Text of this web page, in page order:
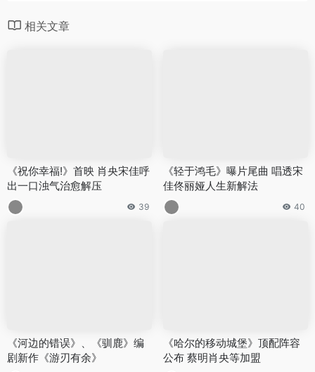
相关文章
《祝你幸福!》首映 肖央宋佳呼
出一口浊气治愈解压
39
《轻于鸿毛》曝片尾曲 唱透宋
佳佟丽娅人生新解法
40
《河边的错误》、《驯鹿》编
剧新作《游刃有余》
《哈尔的移动城堡》顶配阵容
公布 蔡明肖央等加盟